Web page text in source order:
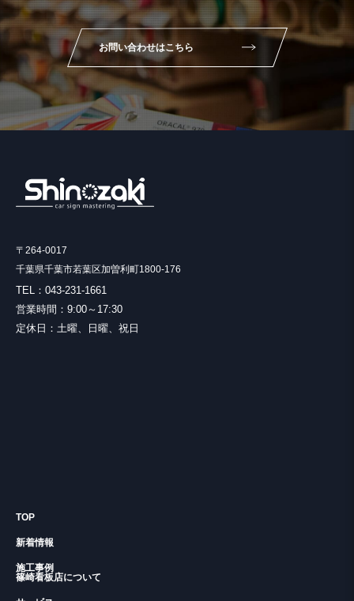
お問い合わせはこちら
〒264-0017
千葉県千葉市若葉区加曽利町1800-176
TEL：043-231-1661
営業時間：9:00～17:30
定休日：土曜、日曜、祝日
TOP
新着情報
施工事例
篠崎看板店について